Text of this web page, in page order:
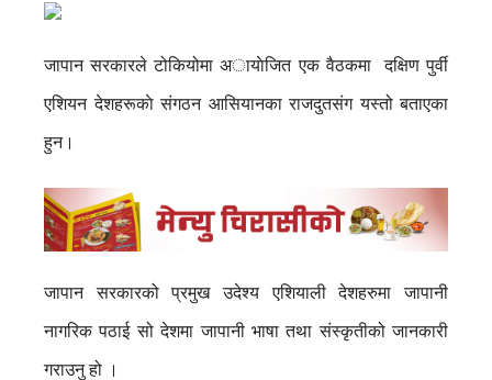
जापान सरकारले टोकियोमा अायाेजित एक वैठकमा दक्षिण पुर्वी
एशियन देशहरूकाे संगठन आसियानका राजदुतसंग यस्तो बताएका
हुन।
जापान सरकारको प्रमुख उदेश्य एशियाली देशहरुमा जापानी
नागरिक पठाई सो देशमा जापानी भाषा तथा संस्कृतीको जानकारी
गराउनु हो ।